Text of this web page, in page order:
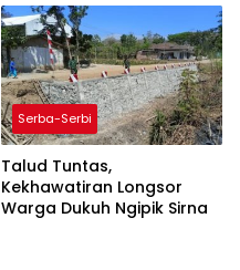
Serba-Serbi
Talud Tuntas,
Kekhawatiran Longsor
Warga Dukuh Ngipik Sirna